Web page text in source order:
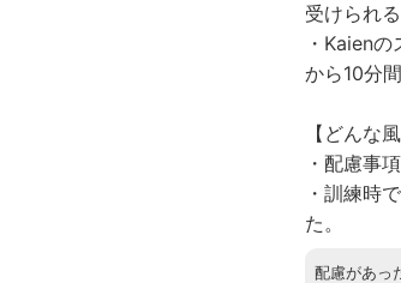
受けられ
・Kaien
から10分
【どんな
・配慮事
・訓練時
た。
配慮があっ